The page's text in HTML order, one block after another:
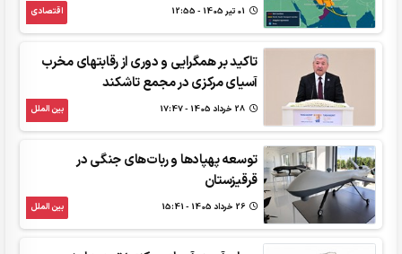
اقتصادی
تاکید بر همگرایی و دوری از رقابتهای مخرب
آسیای مرکزی در مجمع تاشکند
بین الملل
توسعه پهپادها و ربات‌های جنگی در
قرقیزستان
بین الملل